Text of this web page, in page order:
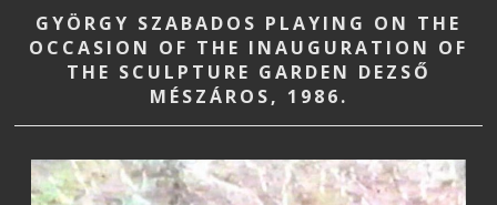
GYÖRGY SZABADOS PLAYING ON THE
OCCASION OF THE INAUGURATION OF
THE SCULPTURE GARDEN DEZSŐ
MÉSZÁROS, 1986.